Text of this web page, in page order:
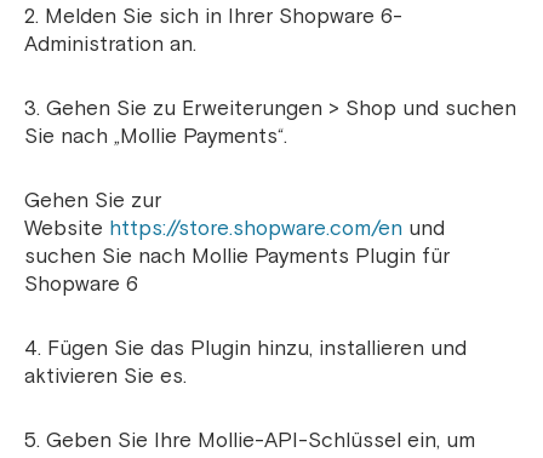
2. Melden Sie sich in Ihrer Shopware 6-
Administration an.
3. Gehen Sie zu Erweiterungen > Shop und suchen
Sie nach „Mollie Payments“.
Gehen Sie zur
Website https://store.shopware.com/en und
suchen Sie nach Mollie Payments Plugin für
Shopware 6
4. Fügen Sie das Plugin hinzu, installieren und
aktivieren Sie es.
5. Geben Sie Ihre Mollie-API-Schlüssel ein, um